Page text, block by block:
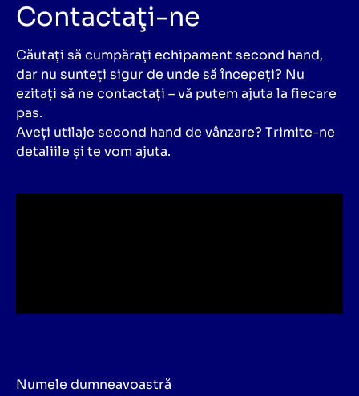
Contactaţi-ne
Căutați să cumpărați echipament second hand,
dar nu sunteți sigur de unde să începeți? Nu
ezitați să ne contactați – vă putem ajuta la fiecare
pas.
Aveți utilaje second hand de vânzare? Trimite-ne
detaliile și te vom ajuta.
Numele dumneavoastră